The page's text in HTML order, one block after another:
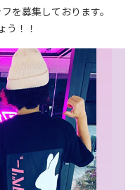
を募集しております。
う！！